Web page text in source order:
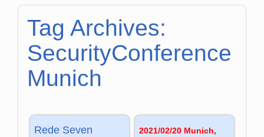
Tag Archives:
SecurityConference
Munich
Rede Seven
2021/02/20 Munich,